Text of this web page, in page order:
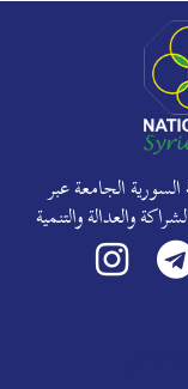
الجامعة عبر
والعدالة والتنمية